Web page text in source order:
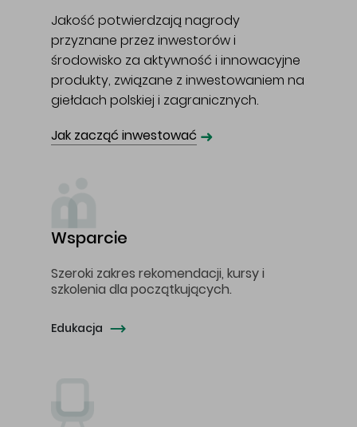
Jakość potwierdzają nagrody
przyznane przez inwestorów i
środowisko za aktywność i innowacyjne
produkty, związane z inwestowaniem na
giełdach polskiej i zagranicznych.
Jak zacząć inwestować ➜
Wsparcie
Szeroki zakres rekomendacji, kursy i
szkolenia dla początkujących.
Edukacja